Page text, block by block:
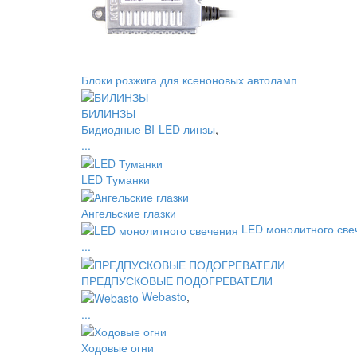
Блоки розжига для ксеноновых автоламп
БИЛИНЗЫ
Бидиодные BI-LED линзы,
...
LED Туманки
Ангельские глазки
LED монолитного
...
ПРЕДПУСКОВЫЕ ПОДОГРЕВАТЕЛИ
Webasto,
...
Ходовые огни